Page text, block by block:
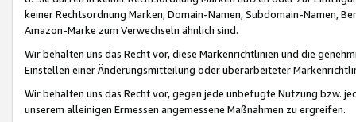
keiner Rechtsordnung Marken, Domain-Namen, Subdomain-Namen,
Amazon-Marke zum Verwechseln ähnlich sind.
Wir behalten uns das Recht vor, diese Markenrichtlinien und die
Einstellen einer Änderungsmitteilung oder überarbeiteter
Wir behalten uns das Recht vor, gegen jede unbefugte Nutzung bzw.
unserem alleinigen Ermessen angemessene Maßnahmen zu ergreifen.